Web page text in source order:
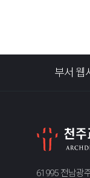
부서 웹
61995 전남광